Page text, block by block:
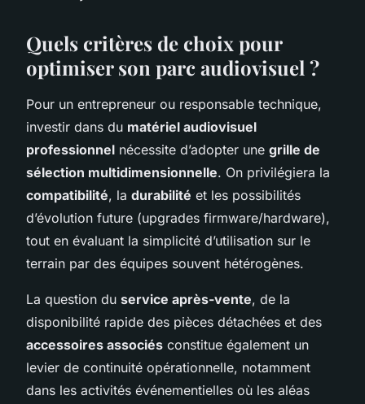
Quels critères de choix pour
optimiser son parc audiovisuel ?
Pour un entrepreneur ou responsable technique,
investir dans du matériel audiovisuel
professionnel nécessite d’adopter une grille de
sélection multidimensionnelle. On privilégiera la
compatibilité, la durabilité et les possibilités
d’évolution future (upgrades firmware/hardware),
tout en évaluant la simplicité d’utilisation sur le
terrain par des équipes souvent hétérogènes.
La question du service après-vente, de la
disponibilité rapide des pièces détachées et des
accessoires associés constitue également un
levier de continuité opérationnelle, notamment
dans les activités événementielles où les aléas